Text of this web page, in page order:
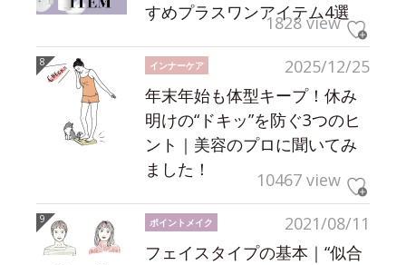
すめプラスワンアイテム4選
1828 view
2025/12/25
インナーケア
年末年始も体型キープ！休み
明けの“ドキッ”を防ぐ3つのヒ
ント｜美容のプロに聞いてみ
ました！
10467 view
2021/08/11
ポイントメイク
フェイスタイプの基本｜“似合